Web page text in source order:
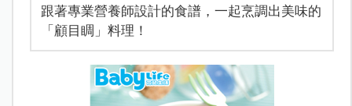
跟著專業營養師設計的食譜，一起烹調出美味的
「顧目睭」料理！